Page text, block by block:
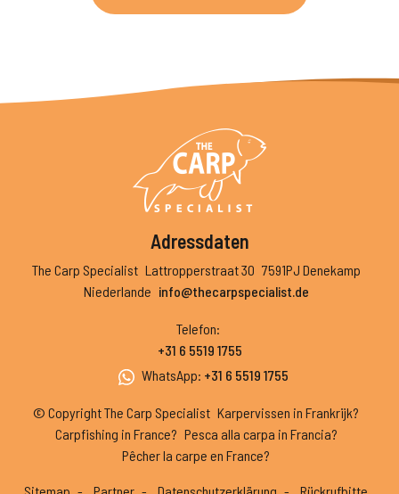
Adressdaten
The Carp Specialist Lattropperstraat 30 7591PJ Denekamp
Niederlande info@thecarpspecialist.de
Telefon:
+31 6 5519 1755
WhatsApp: +31 6 5519 1755
© Copyright The Carp Specialist Karpervissen in Frankrijk?
Carpfishing in France? Pesca alla carpa in Francia?
Pêcher la carpe en France?